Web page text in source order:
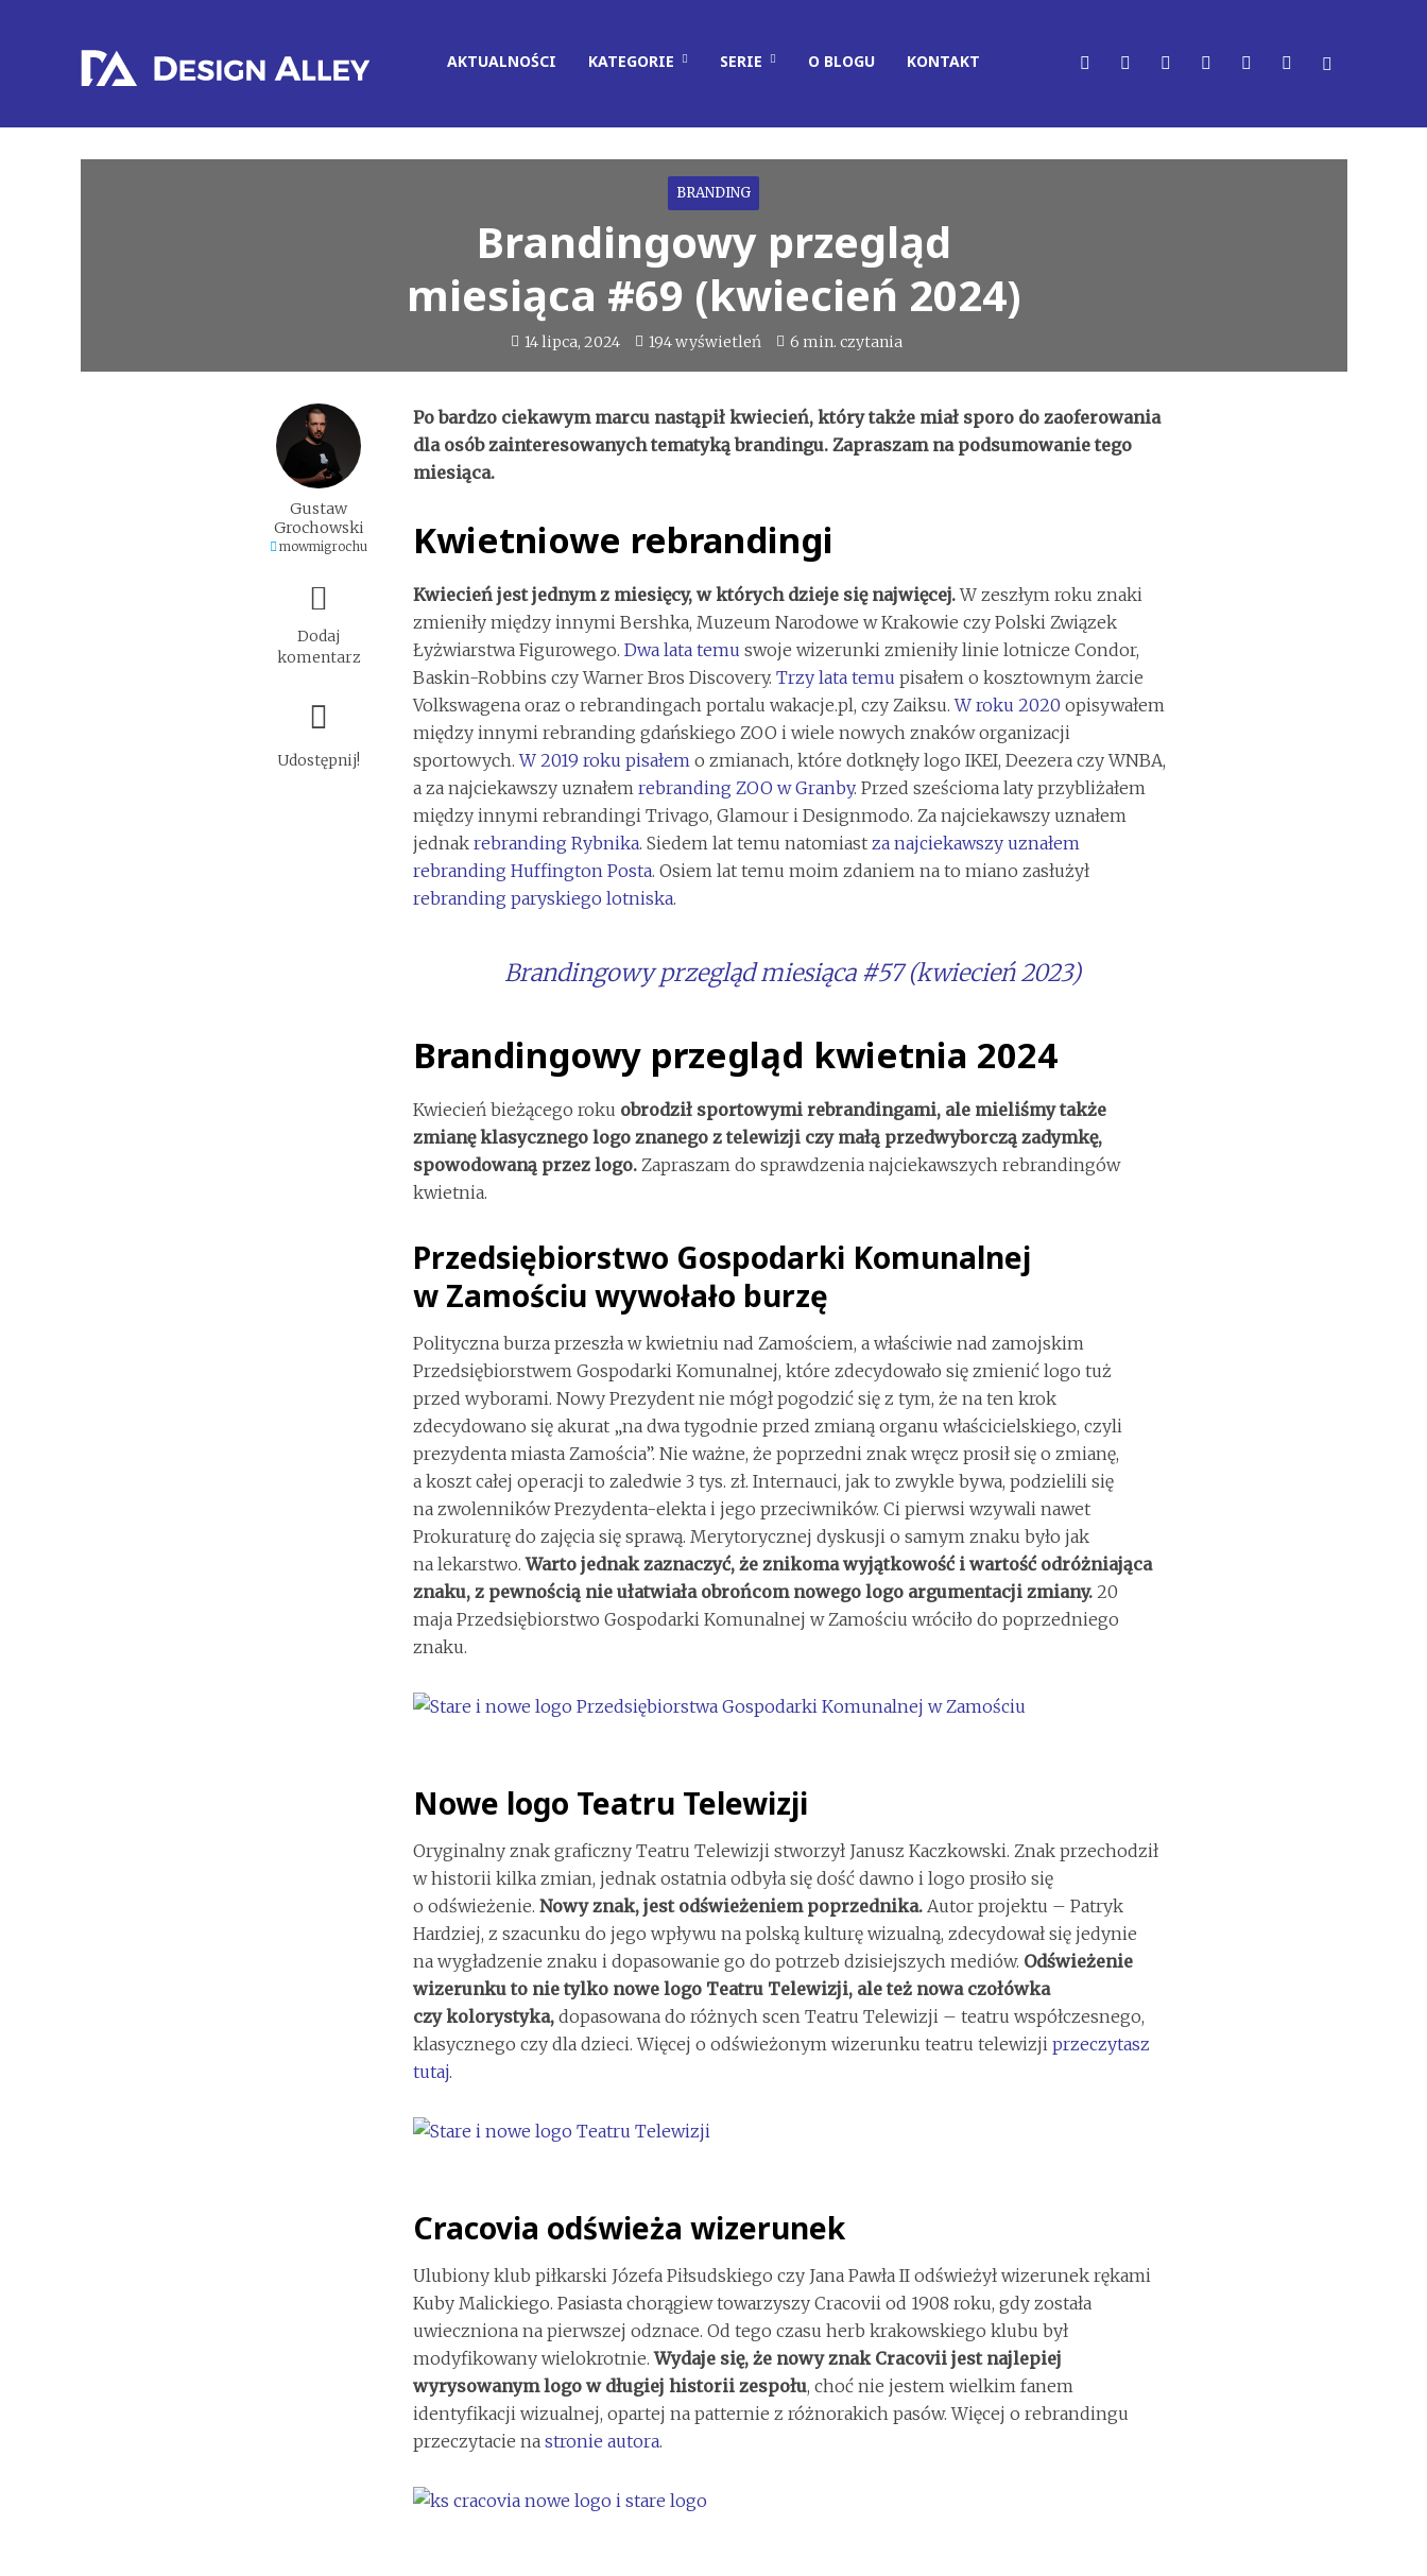
AKTUALNOŚCI KATEGORIE SERIE O BLOGU KONTAKT
BRANDING
Brandingowy przegląd
miesiąca #69 (kwiecień 2024)
14 lipca, 2024 194 wyświetleń 6 min. czytania
Gustaw
Grochowski
mowmigrochu
Dodaj
komentarz
Udostępnij!
Po bardzo ciekawym marcu nastąpił kwiecień, który także miał sporo do zaoferowania
dla osób zainteresowanych tematyką brandingu. Zapraszam na podsumowanie tego
miesiąca.
Kwietniowe rebrandingi
Kwiecień jest jednym z miesięcy, w których dzieje się najwięcej.W zeszłym roku znaki
zmieniły między innymi Bershka, Muzeum Narodowe w Krakowie czy Polski Związek
Łyżwiarstwa Figurowego.Dwa lata temu swoje wizerunki zmieniły linie lotnicze Condor,
Baskin-Robbins czy Warner Bros Discovery.Trzy lata temu pisałem o kosztownym żarcie
Volkswagena oraz o rebrandingach portalu wakacje.pl, czy Zaiksu.W roku 2020 opisywałem
między innymi rebranding gdańskiego ZOO i wiele nowych znaków organizacji
sportowych.W 2019 roku pisałem o zmianach, które dotknęły logo IKEI, Deezera czy WNBA,
a za najciekawszy uznałem rebranding ZOO w Granby. Przed sześcioma laty przybliżałem
między innymi rebrandingi Trivago, Glamour i Designmodo. Za najciekawszy uznałem
jednakrebranding Rybnika. Siedem lat temu natomiastza najciekawszy uznałem
rebranding Huffington Posta. Osiem lat temu moim zdaniem na to miano zasłużył
rebranding paryskiego lotniska.
Brandingowy przegląd miesiąca #57 (kwiecień 2023)
Brandingowy przegląd kwietnia 2024
Kwiecień bieżącego roku obrodził sportowymi rebrandingami, ale mieliśmy także
zmianę klasycznego logo znanego z telewizji czy małą przedwyborczą zadymkę,
spowodowaną przez logo. Zapraszam do sprawdzenia najciekawszych rebrandingów
kwietnia.
Przedsiębiorstwo Gospodarki Komunalnej
w Zamościu wywołało burzę
Polityczna burza przeszła w kwietniu nad Zamościem, a właściwie nad zamojskim
Przedsiębiorstwem Gospodarki Komunalnej, które zdecydowało się zmienić logo tuż
przed wyborami. Nowy Prezydent nie mógł pogodzić się z tym, że na ten krok
zdecydowano się akurat „na dwa tygodnie przed zmianą organu właścicielskiego, czyli
prezydenta miasta Zamościa”. Nie ważne, że poprzedni znak wręcz prosił się o zmianę,
a koszt całej operacji to zaledwie 3 tys. zł. Internauci, jak to zwykle bywa, podzielili się
na zwolenników Prezydenta-elekta i jego przeciwników. Ci pierwsi wzywali nawet
Prokuraturę do zajęcia się sprawą. Merytorycznej dyskusji o samym znaku było jak
na lekarstwo.Warto jednak zaznaczyć, że znikoma wyjątkowość i wartość odróżniająca
znaku, z pewnością nie ułatwiała obrońcom nowego logo argumentacji zmiany.20
maja Przedsiębiorstwo Gospodarki Komunalnej w Zamościu wróciło do poprzedniego
znaku.
Nowe logo Teatru Telewizji
Oryginalny znak graficzny Teatru Telewizji stworzył Janusz Kaczkowski. Znak przechodził
w historii kilka zmian, jednak ostatnia odbyła się dość dawno i logo prosiło się
o odświeżenie.Nowy znak, jest odświeżeniem poprzednika. Autor projektu – Patryk
Hardziej, z szacunku do jego wpływu na polską kulturę wizualną, zdecydował się jedynie
na wygładzenie znaku i dopasowanie go do potrzeb dzisiejszych mediów. Odświeżenie
wizerunku to nie tylko nowe logo Teatru Telewizji, ale też nowa czołówka
czy kolorystyka, dopasowana do różnych scen Teatru Telewizji – teatru współczesnego,
klasycznego czy dla dzieci. Więcej o odświeżonym wizerunku teatru telewizjiprzeczytasz
tutaj.
Cracovia odświeża wizerunek
Ulubiony klub piłkarski Józefa Piłsudskiego czy Jana Pawła II odświeżył wizerunek rękami
Kuby Malickiego. Pasiasta chorągiew towarzyszy Cracovii od 1908 roku, gdy została
uwieczniona na pierwszej odznace. Od tego czasu herb krakowskiego klubu był
modyfikowany wielokrotnie.Wydaje się, że nowy znak Cracovii jest najlepiej
wyrysowanym logo w długiej historii zespołu, choć nie jestem wielkim fanem
identyfikacji wizualnej, opartej na patternie z różnorakich pasów. Więcej o rebrandingu
przeczytacie nastronie autora.